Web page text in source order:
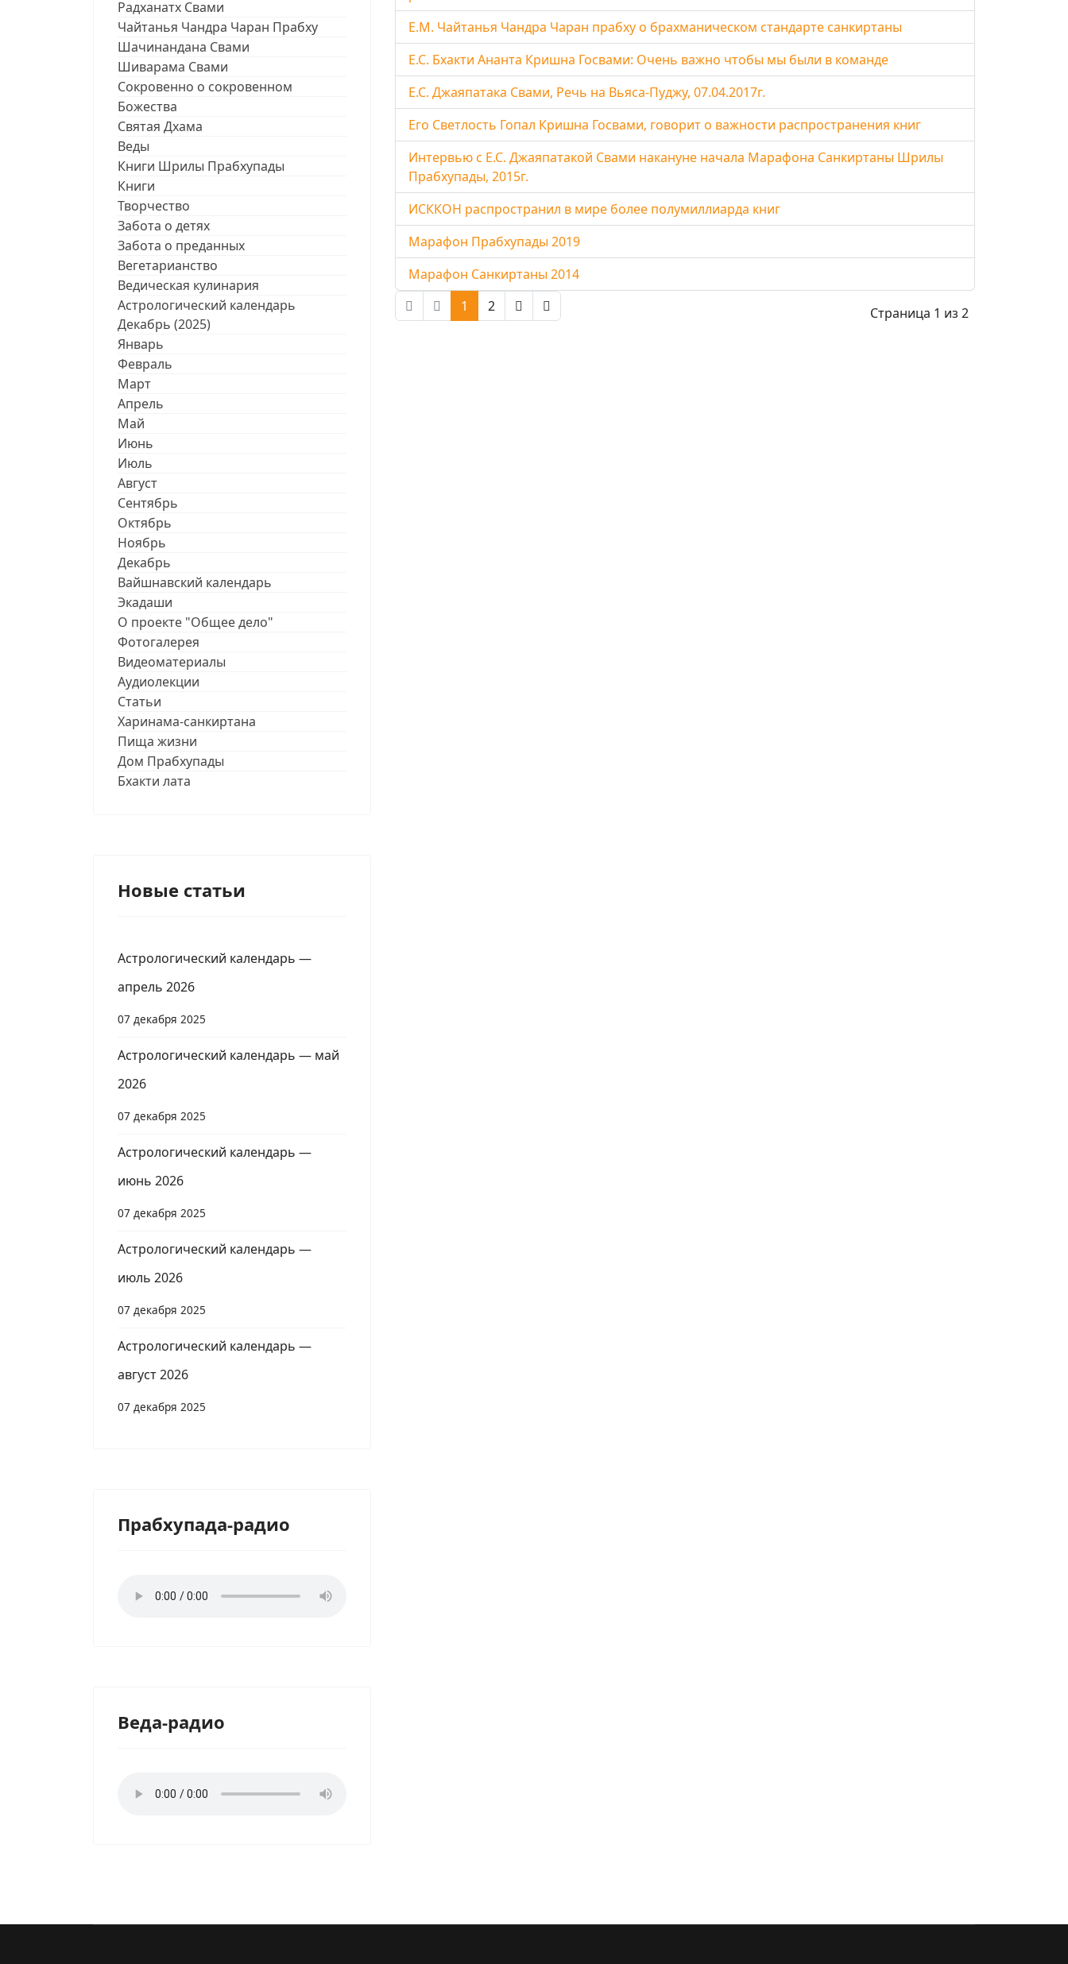
Радханатх Свами
Чайтанья Чандра Чаран Прабху
Шачинандана Свами
Шиварама Свами
Сокровенно о сокровенном
Божества
Святая Дхама
Веды
Книги Шрилы Прабхупады
Книги
Творчество
Забота о детях
Забота о преданных
Вегетарианство
Ведическая кулинария
Астрологический календарь
Декабрь (2025)
Январь
Февраль
Март
Апрель
Май
Июнь
Июль
Август
Сентябрь
Октябрь
Ноябрь
Декабрь
Вайшнавский календарь
Экадаши
О проекте "Общее дело"
Фотогалерея
Видеоматериалы
Аудиолекции
Статьи
Харинама-санкиртана
Пища жизни
Дом Прабхупады
Бхакти лата
Новые статьи
Астрологический календарь —
апрель 2026
07 декабря 2025
Астрологический календарь — май
2026
07 декабря 2025
Астрологический календарь —
июнь 2026
07 декабря 2025
Астрологический календарь —
июль 2026
07 декабря 2025
Астрологический календарь —
август 2026
07 декабря 2025
Прабхупада-радио
Веда-радио
Е.М. Чайтанья Чандра Чаран прабху о брахманическом стандарте санкиртаны
Е.С. Бхакти Ананта Кришна Госвами: Очень важно чтобы мы были в команде
Е.С. Джаяпатака Свами, Речь на Вьяса-Пуджу, 07.04.2017г.
Его Светлость Гопал Кришна Госвами, говорит о важности распространения книг
Интервью с Е.С. Джаяпатакой Свами накануне начала Марафона Санкиртаны Шрилы
Прабхупады, 2015г.
ИСККОН распространил в мире более полумиллиарда книг
Марафон Прабхупады 2019
Марафон Санкиртаны 2014
Страница 1 из 2
1 2